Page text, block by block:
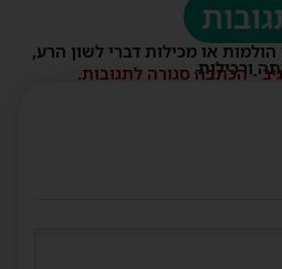
או מכילות דברי לשון הרע,
ורכילות.
- הכתבה סגורה לתגובות.